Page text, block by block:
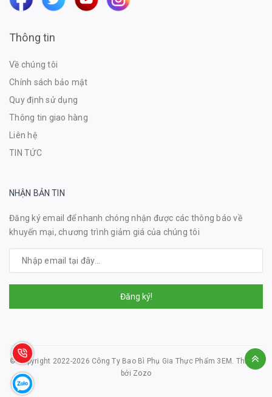
Thông tin
Về chúng tôi
Chính sách bảo mật
Quy định sử dụng
Thông tin giao hàng
Liên hệ
TIN TỨC
NHẬN BẢN TIN
Đăng ký email để nhanh chóng nhận được các thông báo về
khuyến mại, chương trình giảm giá của chúng tôi
Đăng ký!
© Copyright 2022-2026 Công Ty Bao Bì Phụ Gia Thực Phẩm 3EM. Thiết kế
bởi Zozo